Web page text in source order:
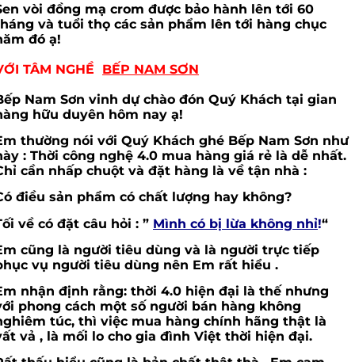
vòi đồng mạ crom được bảo hành lên tới 60
và tuổi thọ các sản phẩm lên tới hàng chục
đó ạ!
TÂM NGHỀ BẾP NAM SƠN
Nam Sơn vinh dự chào đón Quý Khách tại gian
hữu duyên hôm nay ạ!
thường nói với Quý Khách ghé Bếp Nam Sơn như
: Thời công nghệ 4.0 mua hàng giá rẻ là dễ nhất.
cần nhấp chuột và đặt hàng là về tận nhà :
điều sản phẩm có chất lượng hay không?
về có đặt câu hỏi : ” Mình có bị lừa không nhỉ!“
cũng là người tiêu dùng và là người trực tiếp
vụ người tiêu dùng nên Em rất hiểu .
nhận định rằng: thời 4.0 hiện đại là thế nhưng
phong cách một số người bán hàng không
túc, thì việc mua hàng chính hãng thật là
vả , là mối lo cho gia đình Việt thời hiện đại.